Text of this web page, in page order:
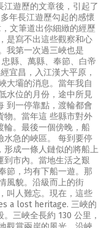
江遊歷的文章後，引起了
年長江遊歷勾起的感懷
文筆道出你細緻的經歷
是寫不出這些觀察和心
我第一次過三峽也是
縣、萬縣、奉節、白帝
宜昌，入江漢大平原，
大壩的消息。當年我自
水位的月份，途中所見
到一停靠點，渡輪都會
物。當年這 些縣市對外
輪。最後一個傍晚，船
水急的峽區。 每到要停
形成一條人鏈似的將船上
到市內。當地生活之艱
節，均有下船一遊。那
風貌。沿級而上的街
叫人難忘。現在，這些
a lost heritage. 三峽的
三峽全長約 130 公里，